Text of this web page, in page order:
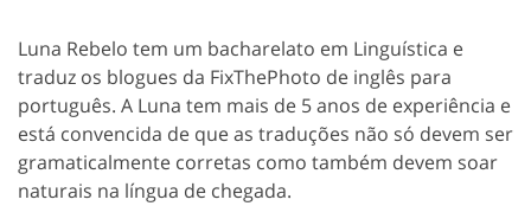
Luna Rebelo tem um bacharelato em Linguística e
traduz os blogues da FixThePhoto de inglês para
português. A Luna tem mais de 5 anos de experiência e
está convencida de que as traduções não só devem ser
gramaticalmente corretas como também devem soar
naturais na língua de chegada.